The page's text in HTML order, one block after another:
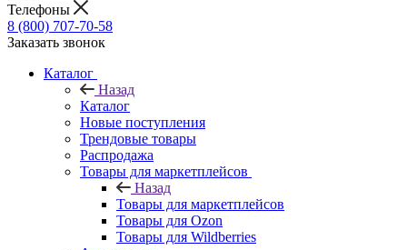
Телефоны
8 (800) 707-70-58
Заказать звонок
Каталог
Назад
Каталог
Новые поступления
Трендовые товары
Распродажа
Товары для маркетплейсов
Назад
Товары для маркетплейсов
Товары для Ozon
Товары для Wildberries